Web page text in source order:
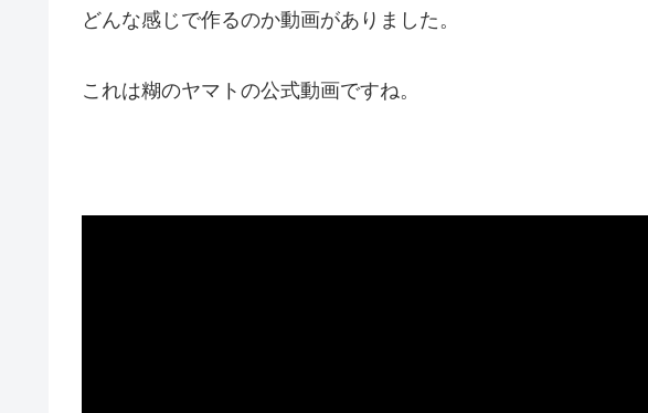
どんな感じで作るのか動画がありました。
これは糊のヤマトの公式動画ですね。